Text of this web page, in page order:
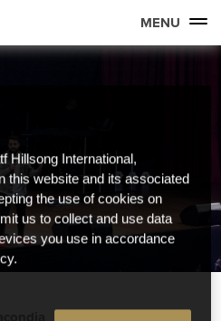
MENU
Hillsong International,
this website and its associated
the use of cookies on
us to collect and use data
you use in accordance